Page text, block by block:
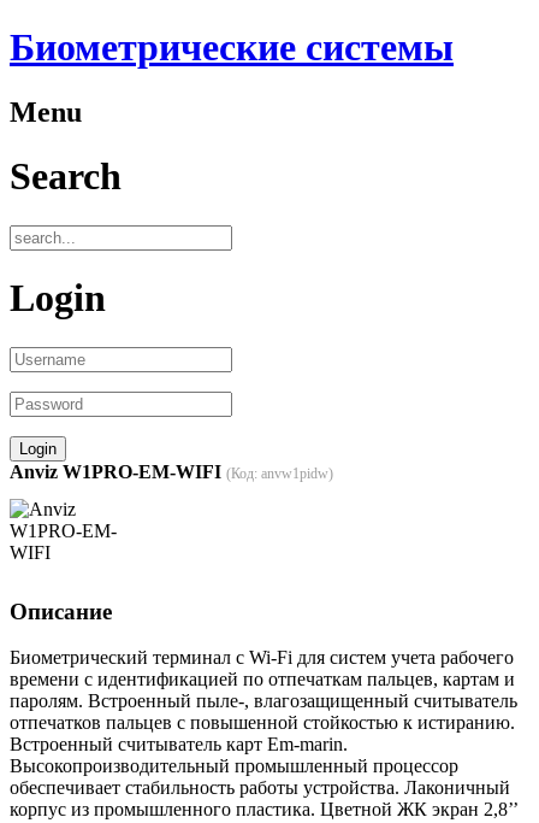
Биометрические системы
Menu
Search
Login
Anviz W1PRO-EM-WIFI (Код: anvw1pidw)
Описание
Биометрический терминал с Wi-Fi для систем учета рабочего
времени с идентификацией по отпечаткам пальцев, картам и
паролям. Встроенный пыле-, влагозащищенный считыватель
отпечатков пальцев с повышенной стойкостью к истиранию.
Встроенный считыватель карт Em-marin.
Высокопроизводительный промышленный процессор
обеспечивает стабильность работы устройства. Лаконичный
корпус из промышленного пластика. Цветной ЖК экран 2,8’’